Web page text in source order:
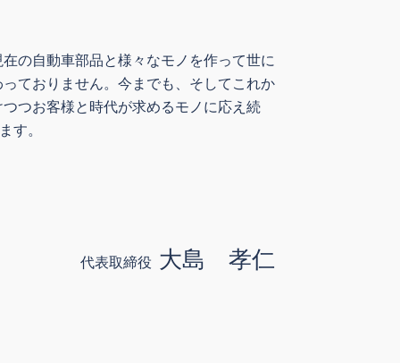
の自動車部品と様々なモノを作って世に
ておりません。今までも、そしてこれか
つお客様と時代が求めるモノに応え続
す。
代表取締役 大島 孝仁